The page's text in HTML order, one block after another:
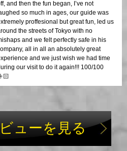
and then the fun began, I’ve not
so much in ages, our guide was
proffesional but great fun, led us
the streets of Tokyo with no
and we felt perfectly safe in his
all in all an absolutely great
and we just wish we had time
our visit to do it again!!! 100/100
ューを見る